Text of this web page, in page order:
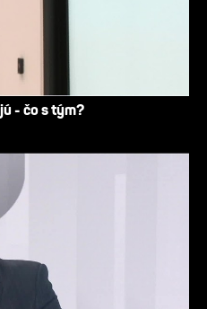
- čo s tým?